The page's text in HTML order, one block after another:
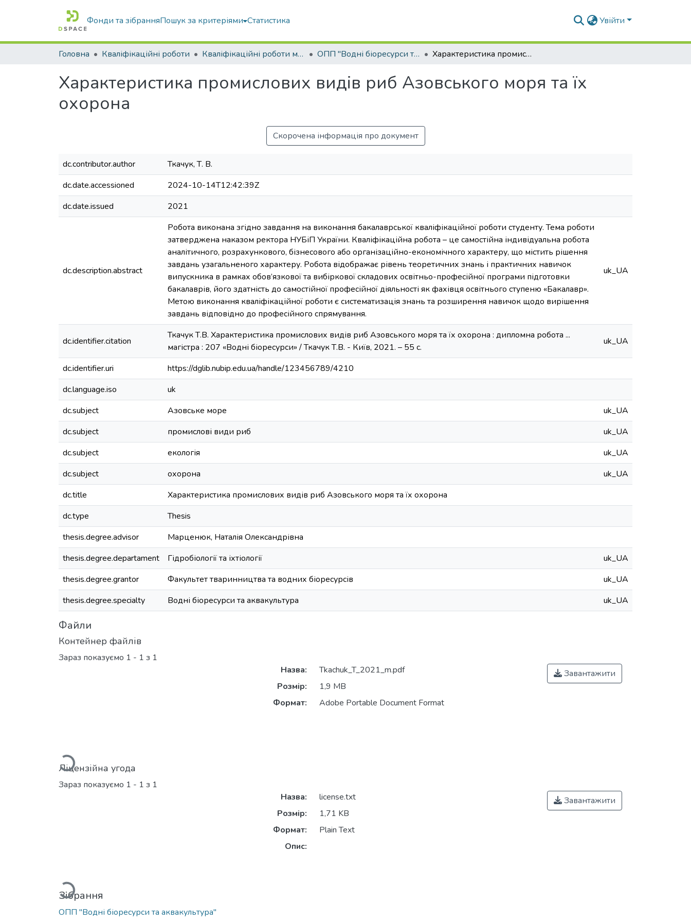
Фонди та зібранняПошук за критеріями Статистика Увійти
Головна Кваліфікаційні роботи Кваліфікаційні роботи магістрів ОПП "Водні біоресурси та аквакультура" Характеристика промислових видів риб Азовського моря та їх охорона
Характеристика промислових видів риб Азовського моря та їх
охорона
Скорочена інформація про документ
dc.contributor.author
Ткачук, Т. В.
dc.date.accessioned
2024-10-14T12:42:39Z
dc.date.issued
2021
dc.description.abstract
Робота виконана згідно завдання на виконання бакалаврської кваліфікаційної роботи студенту. Тема роботи
затверджена наказом ректора НУБіП України. Кваліфікаційна робота – це самостійна індивідуальна робота
аналітичного, розрахункового, бізнесового або організаційно-економічного характеру, що містить рішення
завдань узагальненого характеру. Робота відображає рівень теоретичних знань і практичних навичок
випускника в рамках обов’язкової та вибіркової складових освітньо-професійної програми підготовки
бакалаврів, його здатність до самостійної професійної діяльності як фахівця освітнього ступеню «Бакалавр».
Метою виконання кваліфікаційної роботи є систематизація знань та розширення навичок щодо вирішення
завдань відповідно до професійного спрямування.
uk_UA
dc.identifier.citation
Ткачук Т.В. Характеристика промислових видів риб Азовського моря та їх охорона : дипломна робота ...
магістра : 207 «Водні біоресурси» / Ткачук Т.В. - Київ, 2021. – 55 с.
uk_UA
dc.identifier.uri
https://dglib.nubip.edu.ua/handle/123456789/4210
dc.language.iso
uk
dc.subject
Азовське море
uk_UA
dc.subject
промислові види риб
uk_UA
dc.subject
екологія
uk_UA
dc.subject
охорона
uk_UA
dc.title
Характеристика промислових видів риб Азовського моря та їх охорона
dc.type
Thesis
thesis.degree.advisor
Марценюк, Наталія Олександрівна
thesis.degree.departament
Гідробіології та іхтіології
uk_UA
thesis.degree.grantor
Факультет тваринництва та водних біоресурсів
uk_UA
thesis.degree.specialty
Водні біоресурси та аквакультура uk_UA
Файли
Контейнер файлів
Зараз показуємо 1 - 1 з 1
Вантажиться...
Назва:
Tkachuk_T_2021_m.pdf
Розмір:
1,9 MB
Формат:
Adobe Portable Document Format
Завантажити
Ліцензійна угода
Зараз показуємо 1 - 1 з 1
Вантажиться...
Назва:
license.txt
Розмір:
1,71 KB
Формат:
Plain Text
Опис:
Завантажити
Зібрання
ОПП "Водні біоресурси та аквакультура"